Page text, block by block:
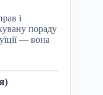
і
пораду
— вона